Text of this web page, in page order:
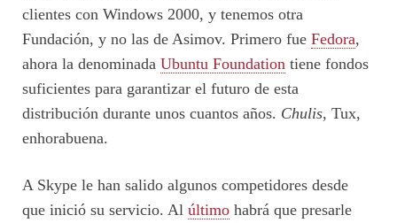
clientes con Windows 2000, y tenemos otra
Fundación, y no las de Asimov. Primero fue Fedora,
ahora la denominada Ubuntu Foundation tiene fondos
suficientes para garantizar el futuro de esta
distribución durante unos cuantos años. Chulis, Tux,
enhorabuena.
A Skype le han salido algunos competidores desde
que inició su servicio. Al último habrá que presarle